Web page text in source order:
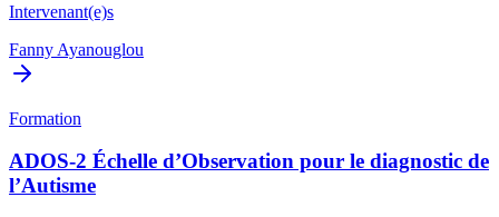
Intervenant(e)s
Fanny Ayanouglou
Formation
ADOS-2 Échelle d’Observation pour le diagnostic de
l’Autisme